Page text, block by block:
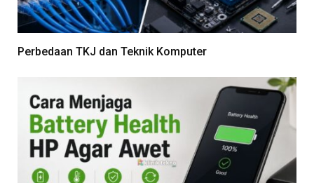
Perbedaan TKJ dan Teknik Komputer